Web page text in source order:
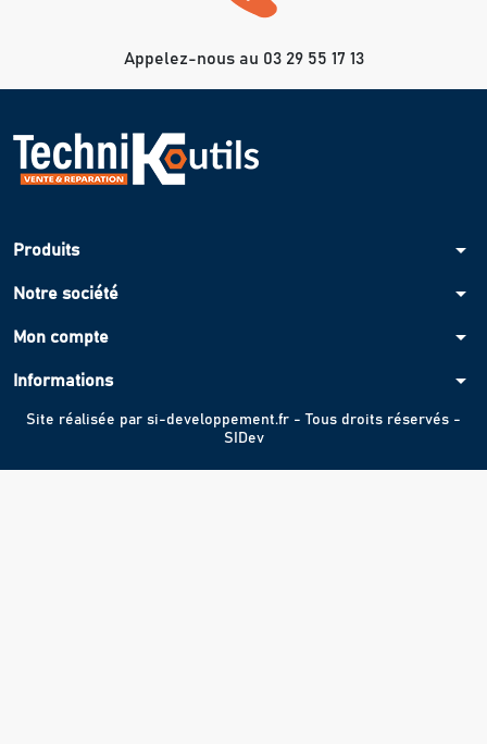
Appelez-nous au 03 29 55 17 13
Produits arrow_drop_down
Notre société arrow_drop_down
Mon compte arrow_drop_down
Informations arrow_drop_down
Site réalisée par si-developpement.fr - Tous droits réservés -
SIDev